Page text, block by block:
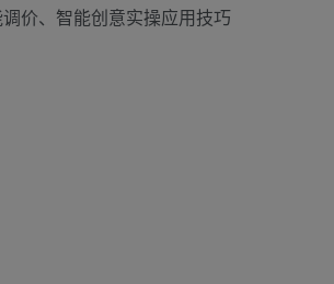
价、智能创意实操应用技巧